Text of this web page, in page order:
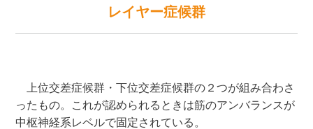
レイヤー症候群
上位交差症候群・下位交差症候群の２つが組み合わさ
ったもの。これが認められるときは筋のアンバランスが
中枢神経系レベルで固定されている。